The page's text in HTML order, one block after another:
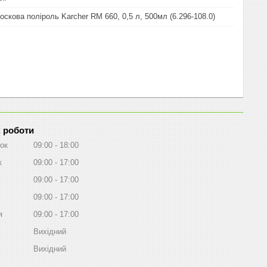
поліроль Karcher RM 660, 0,5 л, 500мл (6.296-108.0)
роботи
09:00
18:00
09:00
17:00
09:00
17:00
09:00
17:00
09:00
17:00
Вихідний
Вихідний